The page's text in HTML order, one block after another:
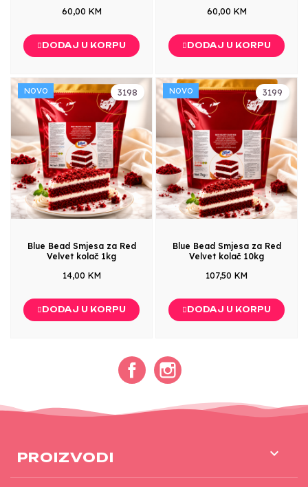
60,00 KM
DODAJ U KORPU
60,00 KM
DODAJ U KORPU
3198
NOVO
Blue Bead Smjesa za Red
Velvet kolač 1kg
14,00 KM
DODAJ U KORPU
3199
NOVO
Blue Bead Smjesa za Red
Velvet kolač 10kg
107,50 KM
DODAJ U KORPU
Facebook
PROIZVODI 